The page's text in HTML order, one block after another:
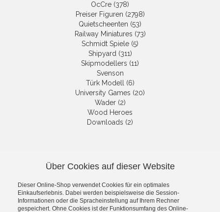
OcCre (378)
Preiser Figuren (2798)
Quietscheenten (53)
Railway Miniatures (73)
Schmidt Spiele (5)
Shipyard (311)
Skipmodellers (11)
Svenson
Türk Modell (6)
University Games (20)
Wader (2)
Wood Heroes
Downloads (2)
Die neuesten Produkte und die
Ihr nichts mehr verpasst.
Newsletter
Über Cookies auf dieser Website
Dieser Online-Shop verwendet Cookies für ein optimales
Einkaufserlebnis. Dabei werden beispielsweise die Session-
Informationen oder die Spracheinstellung auf Ihrem Rechner
gespeichert. Ohne Cookies ist der Funktionsumfang des Online-